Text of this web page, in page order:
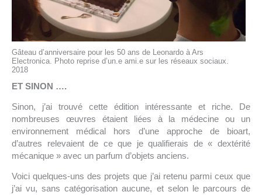
Gâteau d’anniversaire pour les 50 ans de Leonardo à Ars
Electronica. Photo reprise d’un.e ami.e sur les réseaux sociaux.
2018
ET SINON ….
Sinon, j’ai trouvé cette édition intéressante et riche. De
nombreuses œuvres étaient liées à la médecine ou un
environnement médical hors d’une approche de bioart,
d’autres relevaient de ce que je qualifierais de « dextérité
mécanique » avec un parfum d’objets anciens.
Voici quelques-uns des projets que j’ai retenu parmi ceux que
j’ai vu, sans catégorisation aucune, et selon le parcours de